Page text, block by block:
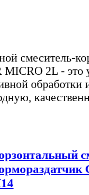
смеситель-
2L - это